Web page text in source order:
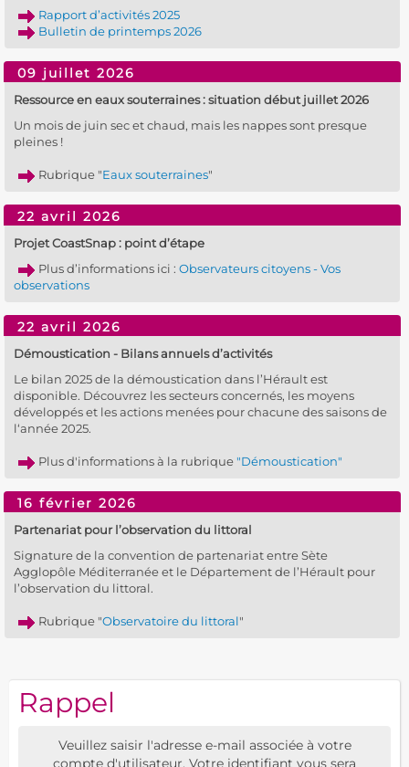
Rapport d’activités 2025
Bulletin de printemps 2026
09 juillet 2026
Ressource en eaux souterraines : situation début juillet 2026
Un mois de juin sec et chaud, mais les nappes sont presque
pleines !
Rubrique "Eaux souterraines"
22 avril 2026
Projet CoastSnap : point d’étape
Plus d’informations ici : Observateurs citoyens - Vos
observations
22 avril 2026
Démoustication - Bilans annuels d’activités
Le bilan 2025 de la démoustication dans l’Hérault est
disponible. Découvrez les secteurs concernés, les moyens
développés et les actions menées pour chacune des saisons de
l‘année 2025.
Plus d'informations à la rubrique "Démoustication"
16 février 2026
Partenariat pour l’observation du littoral
Signature de la convention de partenariat entre Sète
Agglopôle Méditerranée et le Département de l’Hérault pour
l’observation du littoral.
Rubrique "Observatoire du littoral"
Rappel
Veuillez saisir l'adresse e-mail associée à votre
compte d'utilisateur. Votre identifiant vous sera